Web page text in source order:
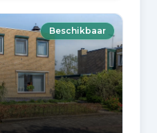
Beschikbaar